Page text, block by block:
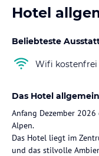
Hotel
Beliebteste
Wifi kostenfrei
Das Hotel allgemein
Anfang Dezember
Alpen.
Das Hotel liegt im
und das stilvolle